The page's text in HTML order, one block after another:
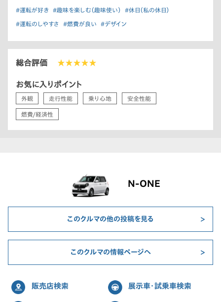
#運転が好き #趣味を楽しむ（趣味使い） #休日（私の休日）
#運転のしやすさ #燃費が良い #デザイン
総合評価 ★★★★★
お気に入りポイント
外観 走行性能 乗り心地 安全性能
燃費/経済性
N-ONE
このクルマの他の投稿を見る
このクルマの情報ページへ
販売店検索 展示車・試乗車検索